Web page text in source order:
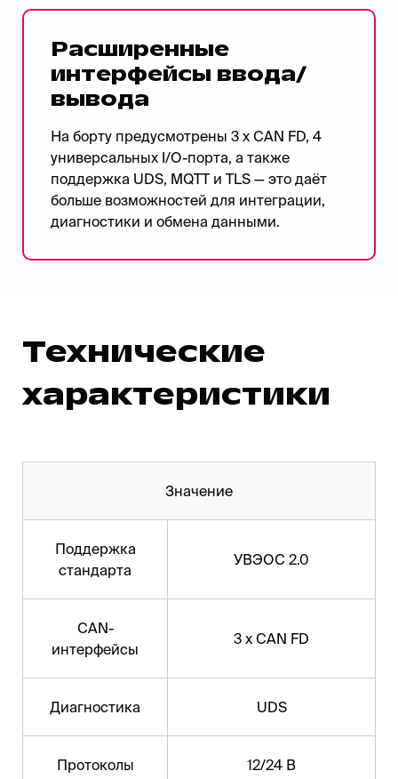
Расширенные
интерфейсы ввода/
вывода
На борту предусмотрены 3 x CAN FD, 4
универсальных I/O-порта, а также
поддержка UDS, MQTT и TLS — это даёт
больше возможностей для интеграции,
диагностики и обмена данными.
Технические
характеристики
Значение
Поддержка
стандарта
УВЭОС 2.0
CAN-
интерфейсы
3 x CAN FD
Диагностика UDS
Протоколы 12/24 В